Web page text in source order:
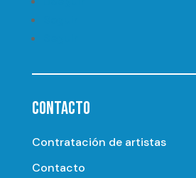
CONTACTO
Contratación de artistas
Contacto